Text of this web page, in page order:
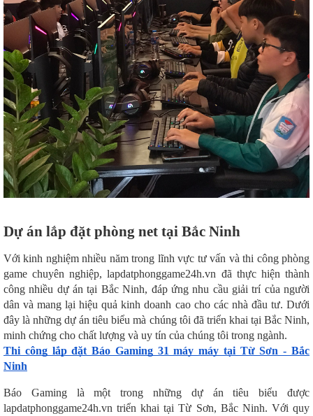
Dự án lắp đặt phòng net tại Bắc Ninh
Với kinh nghiệm nhiều năm trong lĩnh vực tư vấn và thi công phòng
game chuyên nghiệp, lapdatphonggame24h.vn đã thực hiện thành
công nhiều dự án tại Bắc Ninh, đáp ứng nhu cầu giải trí của người
dân và mang lại hiệu quả kinh doanh cao cho các nhà đầu tư. Dưới
đây là những dự án tiêu biểu mà chúng tôi đã triển khai tại Bắc Ninh,
minh chứng cho chất lượng và uy tín của chúng tôi trong ngành.
Thi công lắp đặt Báo Gaming 31 máy máy tại Từ Sơn - Bắc
Ninh
Báo Gaming là một trong những dự án tiêu biểu được
lapdatphonggame24h.vn triển khai tại Từ Sơn, Bắc Ninh. Với quy